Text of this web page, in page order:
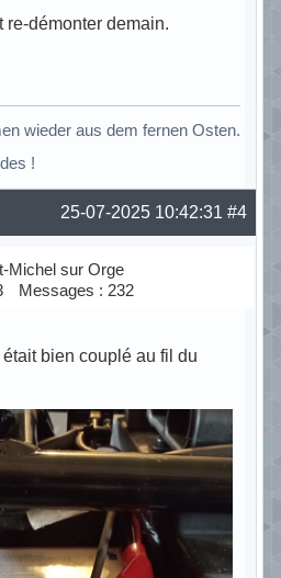
re-démonter demain.
wieder aus dem fernen Osten.
!
#4
25-07-2025 10:42:31
Michel sur Orge
Messages : 232
bien couplé au fil du